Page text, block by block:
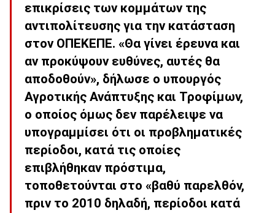
επικρίσεις των κομμάτων της
αντιπολίτευσης για την κατάσταση
στον ΟΠΕΚΕΠΕ. «Θα γίνει έρευνα και
αν προκύψουν ευθύνες, αυτές θα
αποδοθούν», δήλωσε ο υπουργός
Αγροτικής Ανάπτυξης και Τροφίμων,
ο οποίος όμως δεν παρέλειψε να
υπογραμμίσει ότι οι προβληματικές
περίοδοι, κατά τις οποίες
επιβλήθηκαν πρόστιμα,
τοποθετούνται στο «βαθύ παρελθόν,
πριν το 2010 δηλαδή, περίοδοι κατά